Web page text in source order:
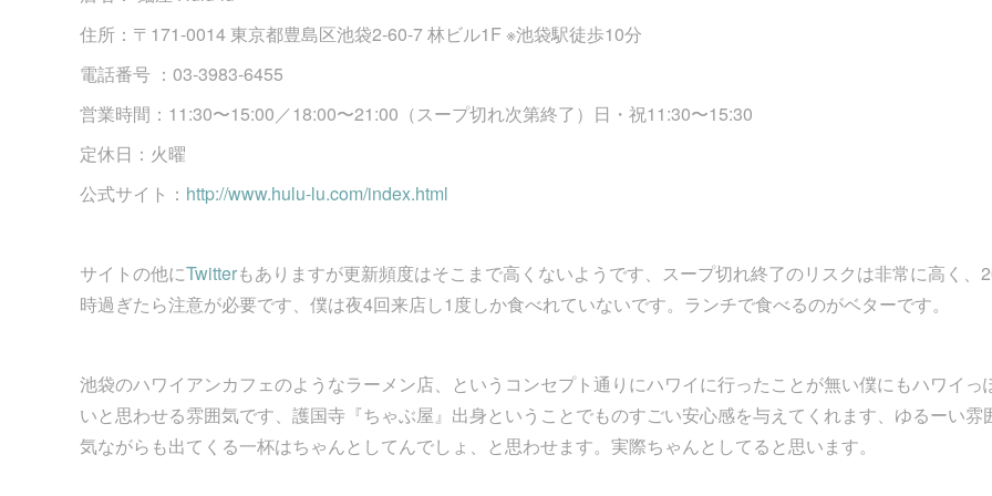
住所：〒171-0014 東京都豊島区池袋2-60-7 林ビル1F ※池袋駅徒歩10分
電話番号 ：03-3983-6455
営業時間：11:30〜15:00／18:00〜21:00（スープ切れ次第終了）日・祝11:30〜15:30
定休日：火曜
公式サイト： http://www.hulu-lu.com/index.html
サイトの他にTwitterもありますが更新頻度はそこまで高くないようです、スープ切れ終了のリスクは非常に高く、
時過ぎたら注意が必要です、僕は夜4回来店し1度しか食べれていないです。ランチで食べるのがベターです。
池袋のハワイアンカフェのようなラーメン店、というコンセプト通りにハワイに行ったことが無い僕にもハワイっ
いと思わせる雰囲気です、護国寺『ちゃぶ屋』出身ということでものすごい安心感を与えてくれます、ゆるーい雰
気ながらも出てくる一杯はちゃんとしてんでしょ、と思わせます。実際ちゃんとしてると思います。